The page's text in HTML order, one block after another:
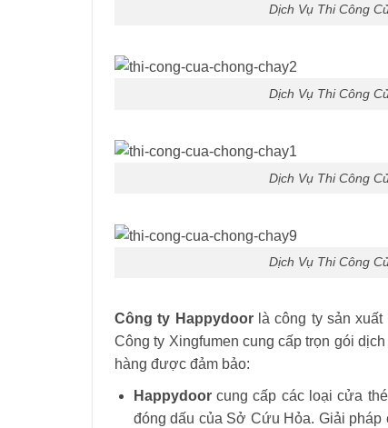
Dịch Vụ Thi Công
Dịch Vụ Thi Công
Dịch Vụ Thi Công
Dịch Vụ Thi Công
Công ty Happydoorlà công ty sản xuất
Công ty Xingfumen cung cấp trọn gói
hàng được đảm bảo:
Happydoorcung cấp các loại cửa
đóng dấu của Sở Cứu Hỏa. Giải